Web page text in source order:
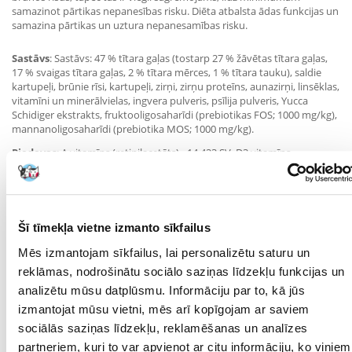
Šī tīmekļa vietne izmanto sīkfailus
Mēs izmantojam sīkfailus, lai personalizētu saturu un
reklāmas, nodrošinātu sociālo saziņas līdzekļu funkcijas un
analizētu mūsu datplūsmu. Informāciju par to, kā jūs
izmantojat mūsu vietni, mēs arī kopīgojam ar saviem
sociālās saziņas līdzekļu, reklamēšanas un analīzes
partneriem, kuri to var apvienot ar citu informāciju, ko viņiem
samazinot pārtikas nepanesības risku. Diēta atbalsta ādas funkcijas un
samazina pārtikas un uztura nepanesamības risku.
Sastāvs: Sastāvs: 47 % tītara gaļas (tostarp 27 % žāvētas tītara gaļas,
17 % svaigas tītara gaļas, 2 % tītara mērces, 1 % tītara tauku), saldie
kartupeļi, brūnie rīsi, kartupeļi, zirņi, zirņu proteīns, aunazirņi, linsēklas,
vitamīni un minerālvielas, ingvera pulveris, psīlija pulveris, Yucca
Schidiger ekstrakts, fruktooligosaharīdi (prebiotikas FOS; 1000 mg/kg),
mannanoligosaharīdi (prebiotika MOS; 1000 mg/kg).
Piedevas: A vitamīns (retinilacetāts) - 14 423 SV, D3 vitamīns
(holekalciferols) - 2160 SV, E vitamīns (alfa-tokoferola acetāts) - 95 mg,
cinka sulfāta monohidrāts - 133 mg, mangāna sulfāta monohidrāts -
105 mg, dzelzs sulfāta monohidrāts - 160 mg, vara sulfāta pentahidrāts
Satur ES apstiprinātu antioksidantu.
Analītiskās sastāvdaļas/galaprodukts:
Kopproteīns: Kopproteīns: 31%, koptaukskābes: 8%, jēlšķiedra: 8 %,
šķiedrvielas: 1,5 %: 2%, koppelni: 9%, mitrums: 8%; omega-6
taukskābes: 1,7%, omega-3 taukskābes: 0,3%: Kalcijs: 1.7%;
Phosphorus: 1,1%; kālijs: 0,085%; nātrijs: 0,23%; fosfors: 1,1%; kālijs:
0,085%; nātrijs: 0,23%.
Metaboliskā enerģija: